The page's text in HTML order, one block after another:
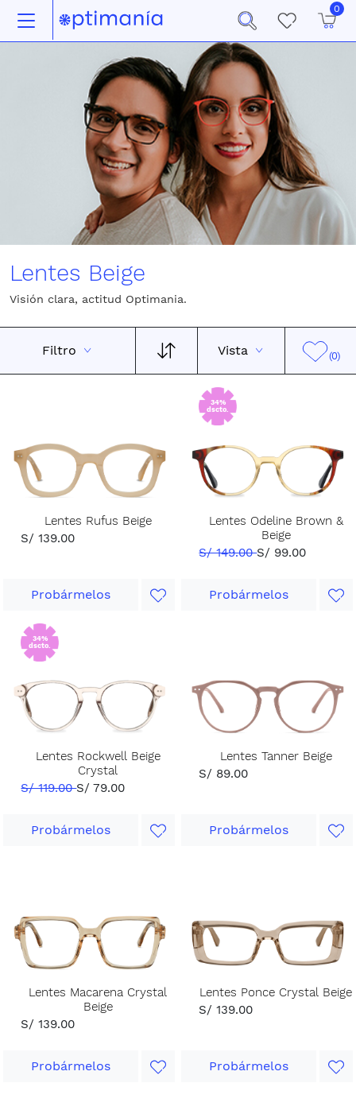
0
Lentes Beige
Visión clara, actitud Optimania.
Filtro Vista (0)
Lentes Rufus Beige
S/ 139.00
Probármelos
34%
dscto.
Lentes Odeline Brown &
Beige
S/ 149.00S/ 99.00
Probármelos
34%
dscto.
Lentes Rockwell Beige
Crystal
S/ 119.00S/ 79.00
Probármelos
Lentes Tanner Beige
S/ 89.00
Probármelos
Lentes Macarena Crystal
Beige
S/ 139.00
Probármelos
Lentes Ponce Crystal Beige
S/ 139.00
Probármelos